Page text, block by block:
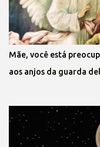
Mãe, você está
aos anjos da guarda